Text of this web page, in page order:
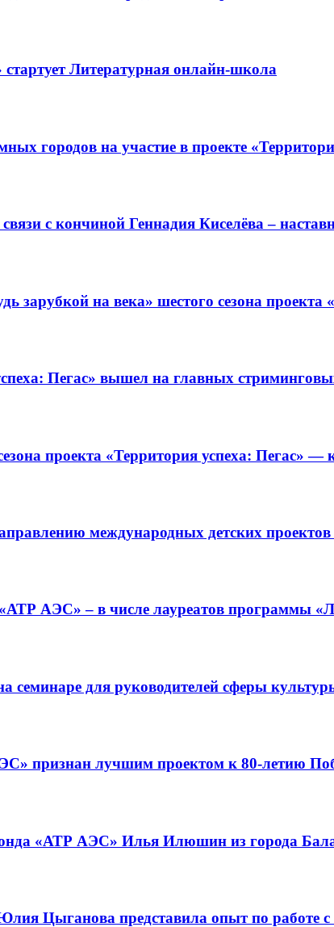
Литературная онлайн-школа
городов на участие в проекте
с кончиной Геннадия Киселёва –
зарубкой на века» шестого сезона проекта
Пегас» вышел на главных
проекта «Территория успеха: Пегас» —
международных детских проектов
АЭС» – в числе лауреатов программы
семинаре для руководителей сферы
признан лучшим проектом к 80-летию
«АТР АЭС» Илья Илюшин из города
Цыганова представила опыт по